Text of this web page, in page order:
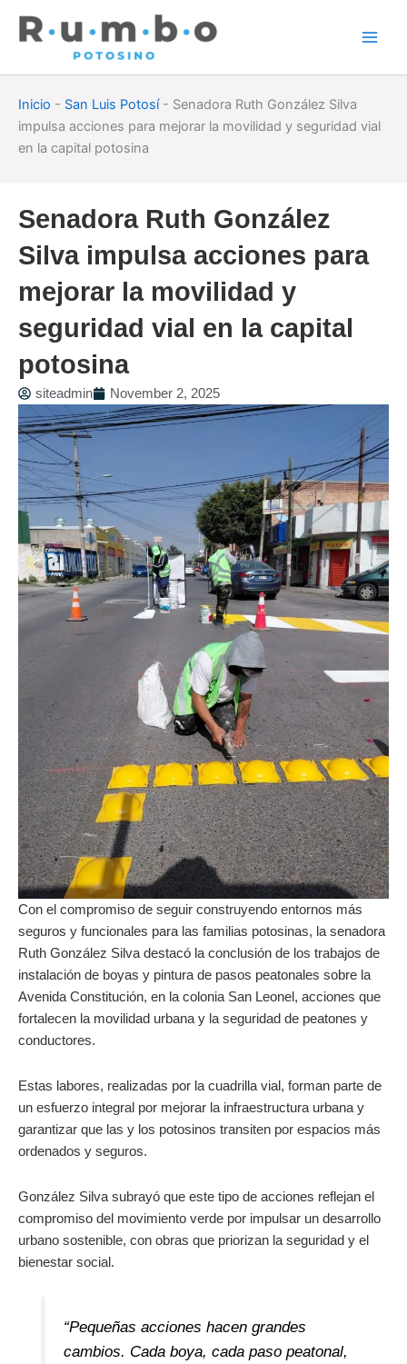
Inicio - San Luis Potosí- Senadora Ruth González Silva
impulsa acciones para mejorar la movilidad y seguridad vial
en la capital potosina
Senadora Ruth González
Silva impulsa acciones para
mejorar la movilidad y
seguridad vial en la capital
potosina
siteadmin November 2, 2025
Con el compromiso de seguir construyendo entornos más
seguros y funcionales para las familias potosinas, la senadora
Ruth González Silva destacó la conclusión de los trabajos de
instalación de boyas y pintura de pasos peatonales sobre la
Avenida Constitución, en la colonia San Leonel, acciones que
fortalecen la movilidad urbana y la seguridad de peatones y
conductores.
Estas labores, realizadas por la cuadrilla vial, forman parte de
un esfuerzo integral por mejorar la infraestructura urbana y
garantizar que las y los potosinos transiten por espacios más
ordenados y seguros.
González Silva subrayó que este tipo de acciones reflejan el
compromiso del movimiento verde por impulsar un desarrollo
urbano sostenible, con obras que priorizan la seguridad y el
bienestar social.
“Pequeñas acciones hacen grandes
cambios. Cada boya, cada paso peatonal,